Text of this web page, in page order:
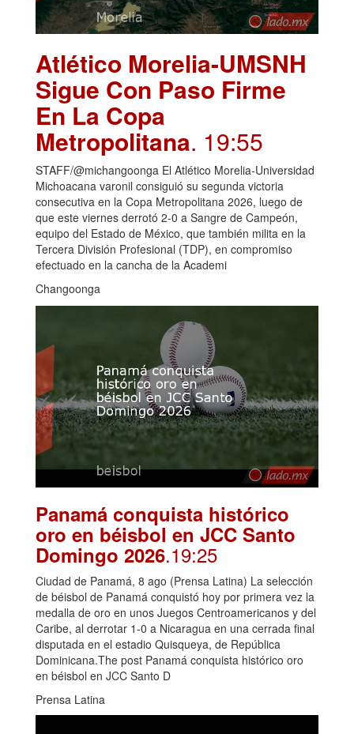
Atlético Morelia-UMSNH
Sigue Con Paso Firme
En La Copa
Metropolitana. 19:55
STAFF/@michangoonga El Atlético Morelia-Universidad
Michoacana varonil consiguió su segunda victoria
consecutiva en la Copa Metropolitana 2026, luego de
que este viernes derrotó 2-0 a Sangre de Campeón,
equipo del Estado de México, que también milita en la
Tercera División Profesional (TDP), en compromiso
efectuado en la cancha de la Academi
Changoonga
Panamá conquista histórico
oro en béisbol en JCC Santo
Domingo 2026.19:25
Ciudad de Panamá, 8 ago (Prensa Latina) La selección
de béisbol de Panamá conquistó hoy por primera vez la
medalla de oro en unos Juegos Centroamericanos y del
Caribe, al derrotar 1-0 a Nicaragua en una cerrada final
disputada en el estadio Quisqueya, de República
Dominicana.The post Panamá conquista histórico oro
en béisbol en JCC Santo D
Prensa Latina